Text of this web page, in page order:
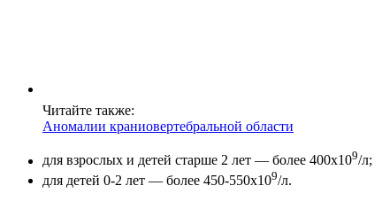
Читайте также:
Аномалии краниовертебральной области
для взрослых и детей старше 2 лет — более 400х109/л;
для детей 0-2 лет — более 450-550х109/л.